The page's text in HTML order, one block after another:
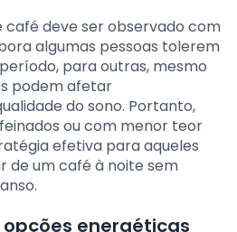
café deve ser observado com
algumas pessoas tolerem
para outras, mesmo
podem afetar
do sono. Portanto,
ou com menor teor
efetiva para aqueles
de um café à noite sem
energéticas